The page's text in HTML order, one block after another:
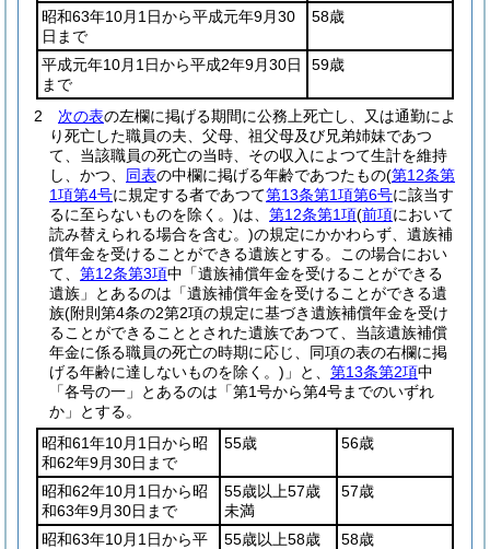
昭和63年10月1日から平成元年9月30
日まで
58歳
平成元年10月1日から平成2年9月30日
まで
59歳
2 次の表の左欄に掲げる期間に公務上死亡し、又は通勤によ
り死亡した職員の夫、父母、祖父母及び兄弟姉妹であつ
て、当該職員の死亡の当時、その収入によつて生計を維持
し、かつ、 同表の中欄に掲げる年齢であつたもの(第12条第
1項第4号に規定する者であつて第13条第1項第6号に該当す
るに至らないものを除く。)は、 第12条第1項(前項において
読み替えられる場合を含む。)の規定にかかわらず、遺族補
償年金を受けることができる遺族とする。
この場合におい
て、 第12条第3項中「遺族補償年金を受けることができる
遺族」とあるのは「遺族補償年金を受けることができる遺
族(附則第4条の2第2項の規定に基づき遺族補償年金を受け
ることができることとされた遺族であつて、当該遺族補償
年金に係る職員の死亡の時期に応じ、同項の表の右欄に掲
げる年齢に達しないものを除く。) 」と、 第13条第2項中
「各号の一」とあるのは「第1号から第4号までのいずれ
か」とする。
昭和61年10月1日から昭
和62年9月30日まで
55歳 56歳
昭和62年10月1日から昭
和63年9月30日まで
55歳以上57歳
未満
57歳
昭和63年10月1日から平
55歳以上58歳
58歳